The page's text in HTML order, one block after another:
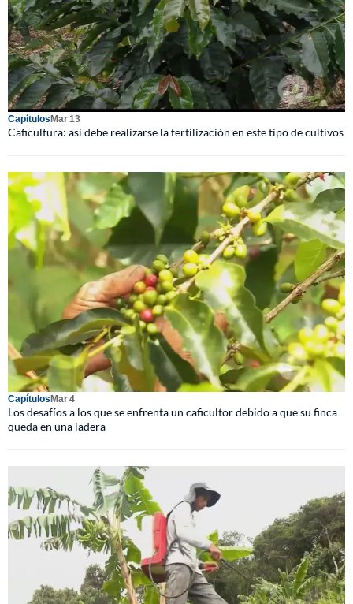
CapítulosMar 13
Caficultura: así debe realizarse la fertilización en este tipo de cultivos
CapítulosMar 4
Los desafíos a los que se enfrenta un caficultor debido a que su finca
queda en una ladera